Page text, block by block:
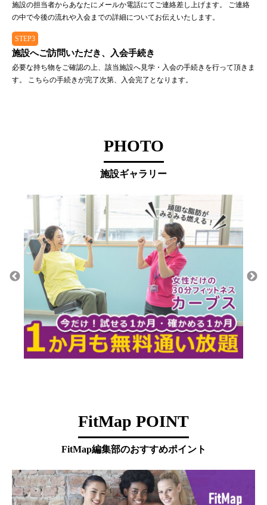
施設の担当者からあなたにメールか電話にてご連絡差し上げます。 ご連絡
の中で今後の流れや入会までの詳細についてお伝えいたします。
STEP3
施設へご訪問いただき、入会手続き
必要な持ち物をご確認の上、該当施設へ見学・入会の手続きを行って頂きま
す。 こちらの手続きが完了次第、入会完了となります。
PHOTO
施設ギャラリー
FitMap POINT
FitMap編集部のおすすめポイント